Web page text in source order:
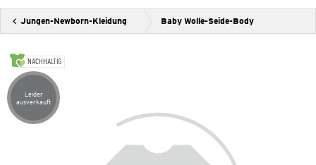
Jungen-Newborn-Kleidung Baby Wolle-Seide-Body
NACHHALTIG
Artikel leider ausverkauft
Leider
ausverkauft